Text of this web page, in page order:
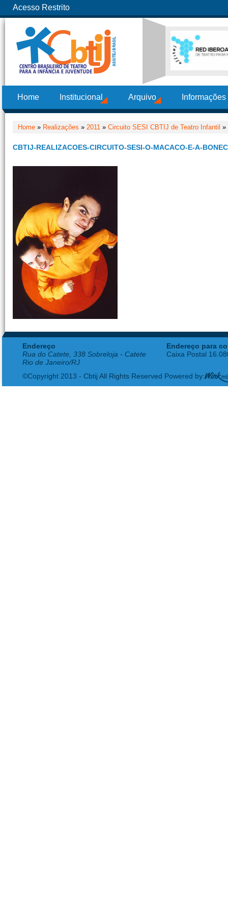
Acesso Restrito
Home Institucional Arquivo
Home » Realizações » 2011 » Circuito SESI CBTIJ de Teatro Infantil »
CBTIJ-REALIZACOES-CIRCUITO-SESI-O-MACACO-E-A-
Endereço
Rua do Catete, 338 Sobreloja - Catete
Rio de Janeiro/RJ
Endereço para
Caixa Postal
©Copyright 2013 - Cbtij All Rights Reserved Powered by: